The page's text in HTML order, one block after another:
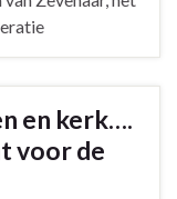
en kerk….
voor de